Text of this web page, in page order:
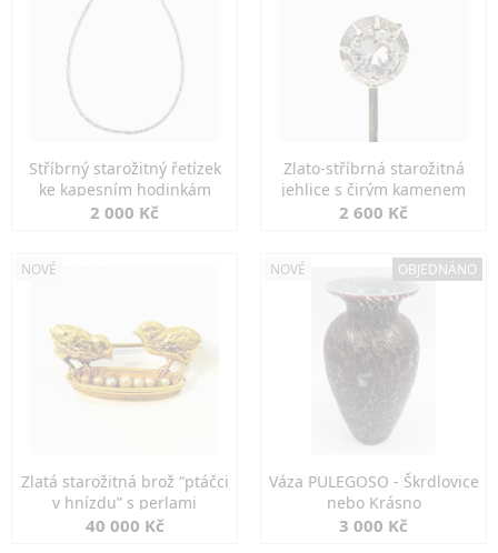
Stříbrný starožitný řetízek
ke kapesním hodinkám
2 000 Kč
Zlato-stříbrná starožitná
jehlice s čirým kamenem
2 600 Kč
NOVÉ
Zlatá starožitná brož “ptáčci
v hnízdu” s perlami
40 000 Kč
NOVÉ OBJEDNÁNO
Váza PULEGOSO - Škrdlovice
nebo Krásno
3 000 Kč